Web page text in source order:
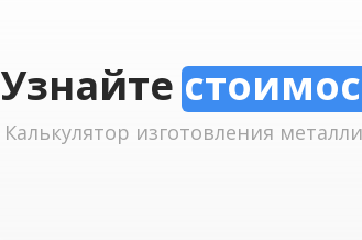
Калькулятор изготовления
Узнайте